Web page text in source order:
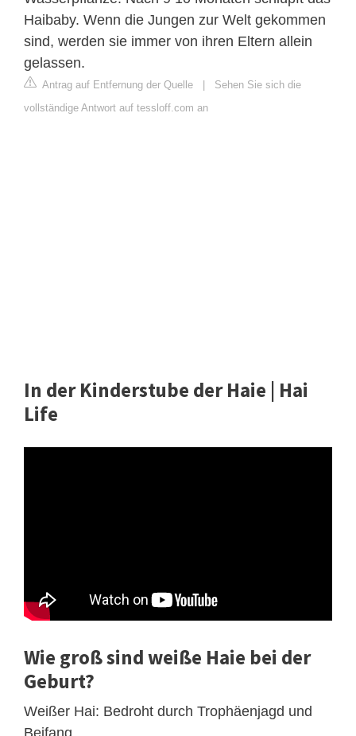
Haibaby. Wenn die Jungen zur Welt gekommen
sind, werden sie immer von ihren Eltern allein
gelassen.
Antrag auf Entfernung der Quelle
Sehen Sie sich die
vollständige Antwort auf tessloff.com an
In der Kinderstube der Haie | Hai
Life
Wie groß sind weiße Haie bei der
Geburt?
Weißer Hai: Bedroht durch Trophäenjagd und
Beifang